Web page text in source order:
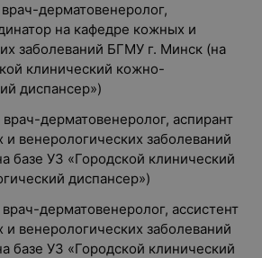
дерматовенеролог,
на кафедре кожных и
заболеваний БГМУ г. Минск (на
клинический кожно-
диспансер»)
дерматовенеролог, аспирант
венерологических заболеваний
базе УЗ «Городской клинический
диспансер»)
дерматовенеролог, ассистент
венерологических заболеваний
базе УЗ «Городской клинический